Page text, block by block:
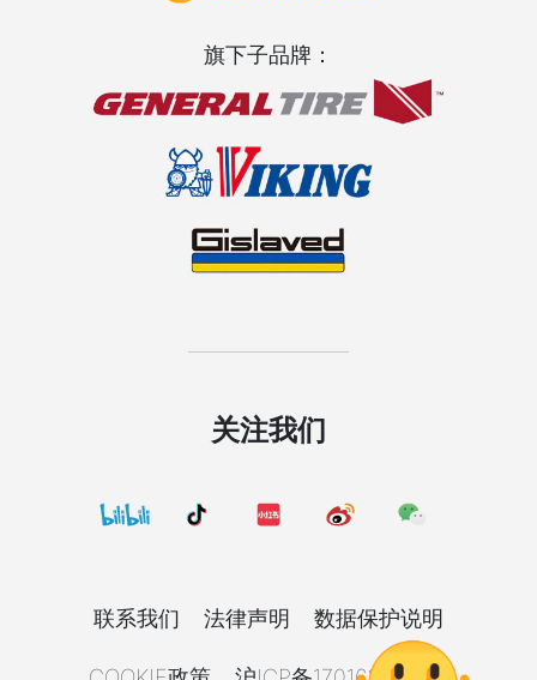
旗下子品牌：
关注我们
联系我们 法律声明 数据保护说明